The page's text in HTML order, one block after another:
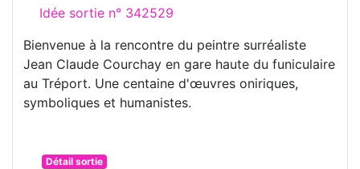
Idée sortie n° 342529
Bienvenue à la rencontre du peintre surréaliste
Jean Claude Courchay en gare haute du funiculaire
au Tréport. Une centaine d'œuvres oniriques,
symboliques et humanistes.
Détail sortie